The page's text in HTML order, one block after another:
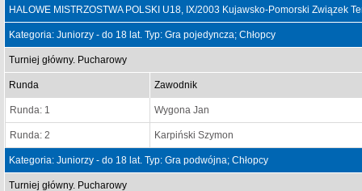
HALOWE MISTRZOSTWA POLSKI U18, IX/2003 Kujawsko-Pomorski Związek
Kategoria: Juniorzy - do 18 lat. Typ: Gra pojedyncza; Chłopcy
Turniej główny. Pucharowy
Runda Zawodnik
Runda: 1 Wygona Jan
Runda: 2 Karpiński Szymon
Kategoria: Juniorzy - do 18 lat. Typ: Gra podwójna; Chłopcy
Turniej główny. Pucharowy